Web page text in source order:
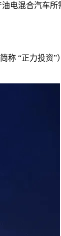
电混合汽车
称 “正力投资